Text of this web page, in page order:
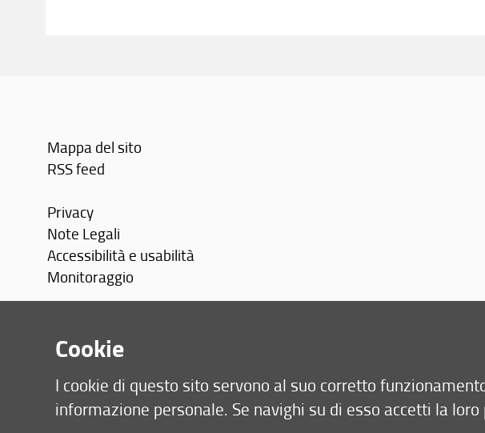
Mappa del sito
RSS feed
Privacy
Note Legali
Accessibilità e usabilità
Monitoraggio
Cookie
I cookie di questo sito servono al suo corretto
informazione personale. Se navighi su di esso accetti la loro